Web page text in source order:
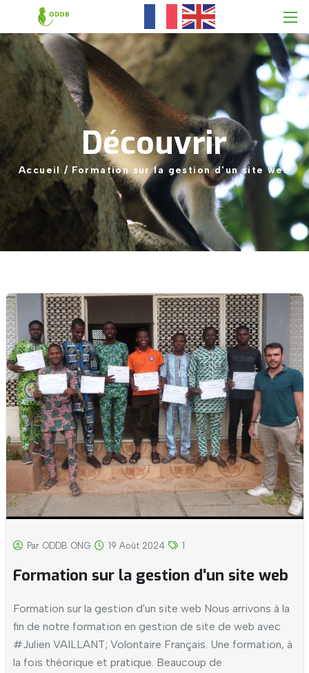
Découvrir
Accueil / Formation sur la gestion d'un site web
Par ODDB ONG 19 Août 2024 1
Formation sur la gestion d'un site web
Formation sur la gestion d'un site web Nous arrivons à la
fin de notre formation en gestion de site de web avec
#Julien VAILLANT; Volontaire Français. Une formation, à
la fois théorique et pratique. Beaucoup de